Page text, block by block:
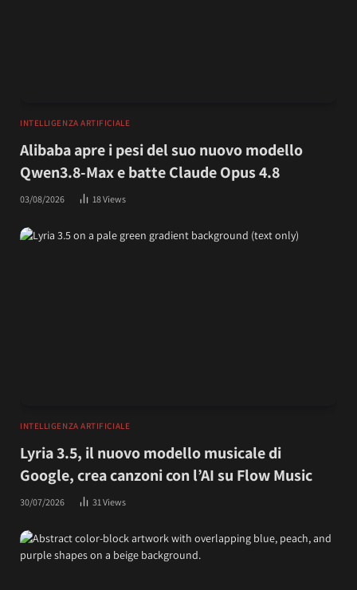
INTELLIGENZA ARTIFICIALE
Alibaba apre i pesi del suo nuovo modello
Qwen3.8-Max e batte Claude Opus 4.8
03/08/2026 18Views
INTELLIGENZA ARTIFICIALE
Lyria 3.5, il nuovo modello musicale di
Google, crea canzoni con l’AI su Flow Music
30/07/2026 31 Views